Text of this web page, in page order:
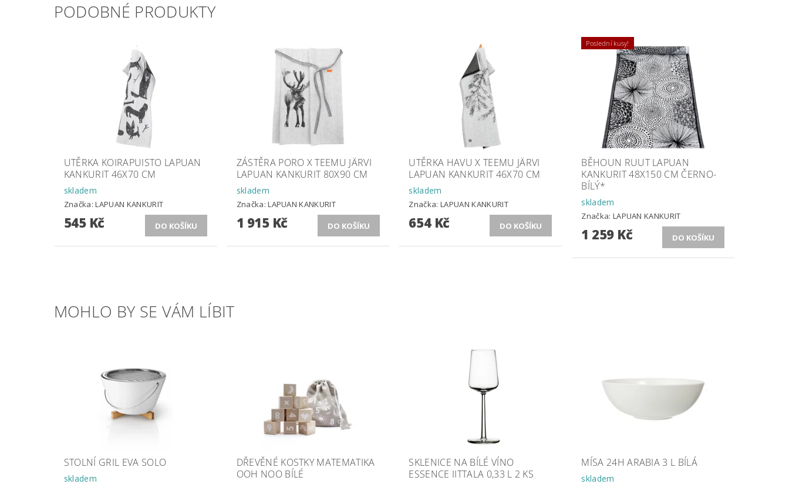
PODOBNÉ PRODUKTY
UTĚRKA KOIRAPUISTO LAPUAN
KANKURIT 46X70 CM
skladem
Značka:LAPUAN KANKURIT
545 Kč
ZÁSTĚRA PORO X TEEMU JÄRVI
LAPUAN KANKURIT 80X90 CM
skladem
Značka:LAPUAN KANKURIT
1 915 Kč
UTĚRKA HAVU X TEEMU JÄRVI
LAPUAN KANKURIT 46X70 CM
skladem
Značka:LAPUAN KANKURIT
654 Kč
Poslední kusy!
BĚHOUN RUUT LAPUAN
KANKURIT 48X150 CM ČERNO-
BÍLÝ*
skladem
Značka: LAPUAN KANKURIT
1 259 Kč
MOHLO BY SE VÁM LÍBIT
STOLNÍ GRIL EVA SOLO
skladem
DŘEVĚNÉ KOSTKY MATEMATIKA
OOH NOO BÍLÉ
SKLENICE NA BÍLÉ VÍNO
ESSENCE IITTALA 0,33 L 2 KS
MÍSA 24H ARABIA 3 L BÍLÁ
skladem